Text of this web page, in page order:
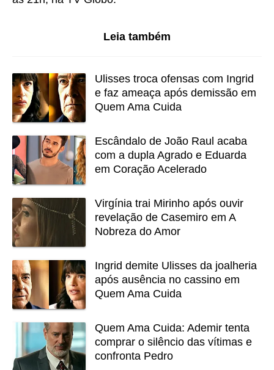
Leia também
Ulisses troca ofensas com Ingrid
e faz ameaça após demissão em
Quem Ama Cuida
Escândalo de João Raul acaba
com a dupla Agrado e Eduarda
em Coração Acelerado
Virgínia trai Mirinho após ouvir
revelação de Casemiro em A
Nobreza do Amor
Ingrid demite Ulisses da joalheria
após ausência no cassino em
Quem Ama Cuida
Quem Ama Cuida: Ademir tenta
comprar o silêncio das vítimas e
confronta Pedro